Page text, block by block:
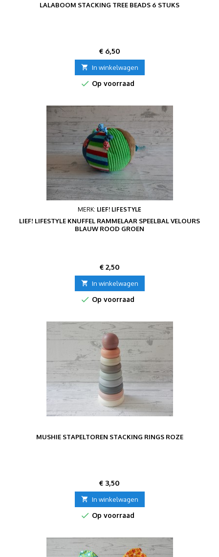
LALABOOM STACKING TREE BEADS 6 STUKS
Prijs
€ 6,50
 In winkelwagen
 Op voorraad
MERK: LIEF! LIFESTYLE
LIEF! LIFESTYLE KNUFFEL RAMMELAAR SPEELBAL VELOURS
BLAUW ROOD GROEN
Prijs
€ 2,50
 In winkelwagen
 Op voorraad
MUSHIE STAPELTOREN STACKING RINGS ROZE
Prijs
€ 3,50
 In winkelwagen
 Op voorraad